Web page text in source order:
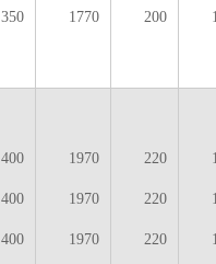
350 1770 200
400
400
400
1970
1970
1970
220
220
220